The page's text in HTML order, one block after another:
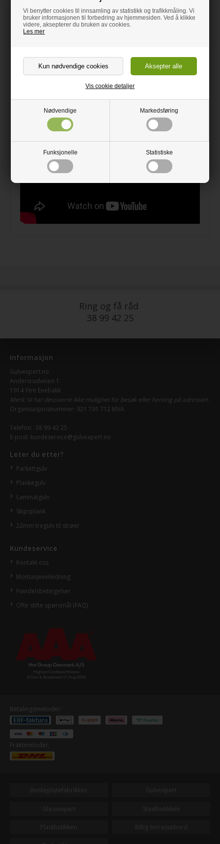
Vi benytter cookies til innsamling av statistikk og trafikkmåling. Vi
bruker informasjonen til forbedring av hjemmesiden. Ved å klikke
videre, aksepterer du bruken av cookies.
Les mer
Nødvendige Markedsføring
Funksjonelle Statistiske
Vis cookie detaljer
Fordeler:
- Stor lydreduksjon
- Lett å legge, skjære og brette
oppløsningsmidler
- Tåler store temperatursvingninger
HØR FORSKJELLEN PÅ ALMINNELIG UNDERLAG OG ACOUSTIC
Ring og få råd
38 99 42 25
Informasjon
Gulvexpert.no
Andersrudveien 1
1914 Ytre Enebakk
Merk: Vi har dessverre ikke mulighet for besøk eller henting på adressen.
Organisasjonsnummer: 921 791 712 MVA
Telefon: 38 99 42 25
E-post: kundeservice@gulvexpert.no
Leter du etter?
Parkettgulv
Plankegulv
Laminatgulv
Skipsplank
22mm tregulv til strøer
Kundeservice
Kontakt oss
Montasjeveiledning
Handelsbetingelser
Ofte stilte spørsmål (FAQ)
Betalingsmetoder:
Fraktmetoder:
Benkeplatefabrikken Gulvexpert
Glassexpert Staalbutikken
Plastbutikken Billig-terrassebord